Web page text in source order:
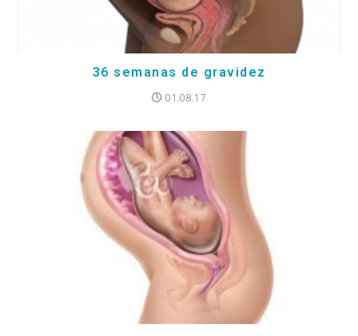
36 semanas de gravidez
01.08.17